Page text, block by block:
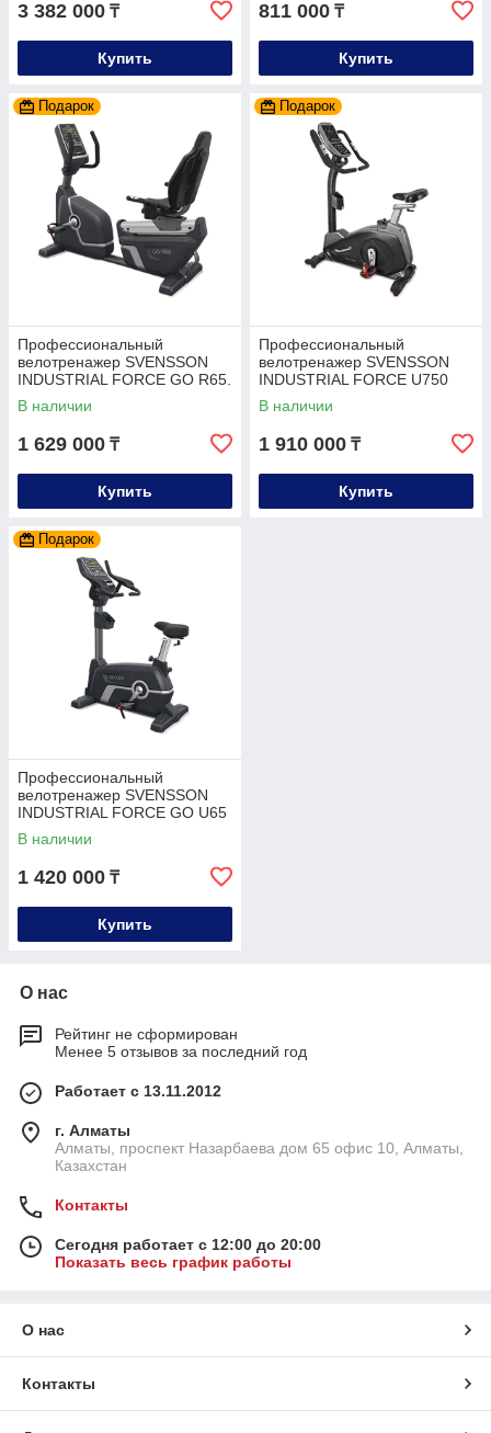
3 382 000 ₸
Купить
811 000 ₸
Купить
Подарок
Профессиональный
велотренажер SVENSSON
INDUSTRIAL FORCE GO R65.
В наличии
1 629 000 ₸
Купить
Подарок
Профессиональный
велотренажер SVENSSON
INDUSTRIAL FORCE U750
LX.
В наличии
1 910 000 ₸
Купить
Подарок
Профессиональный
велотренажер SVENSSON
INDUSTRIAL FORCE GO U65
В наличии
1 420 000 ₸
Купить
О нас
Рейтинг не сформирован
Менее 5 отзывов за последний год
Работает с 13.11.2012
г. Алматы
Алматы, проспект Назарбаева дом 65 офис 10, Алматы,
Казахстан
Контакты
Сегодня работает с 12:00 до 20:00
Показать весь график работы
О нас
Контакты